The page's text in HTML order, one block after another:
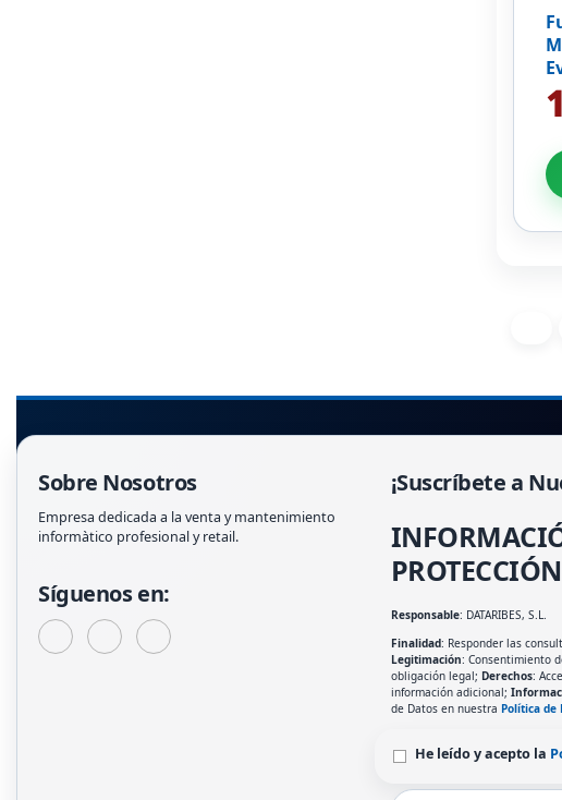
Sobre Nosotros
Empresa dedicada a la venta y mantenimiento
informàtico profesional y retail.
Síguenos en:
¡Suscríbete a
Responsable: DATARIBES, S.L.
Finalidad: Responder las
Legitimación: Consentimiento
obligación legal; Derechos:
información adicional;
de Datos en nuestra Política de
He leído y acepto la